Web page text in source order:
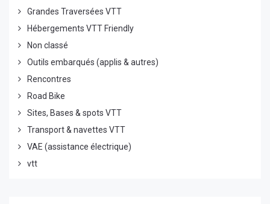
Grandes Traversées VTT
Hébergements VTT Friendly
Non classé
Outils embarqués (applis & autres)
Rencontres
Road Bike
Sites, Bases & spots VTT
Transport & navettes VTT
VAE (assistance électrique)
vtt